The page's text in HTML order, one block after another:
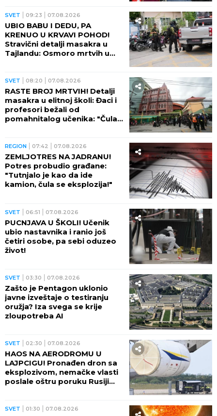
SVET 09:23 07.08.2026
UBIO BABU I DEDU, PA
KRENUO U KRVAVI POHOD!
Stravični detalji masakra u
Tajlandu: Osmoro mrtvih u
SVET 08:20 07.08.2026
RASTE BROJ MRTVIH! Detalji
masakra u elitnoj školi: Đaci i
profesori bežali od
pomahnitalog učenika: "Čula
REGION 07:42 07.08.2026
ZEMLJOTRES NA JADRANU!
Potres probudio građane:
"Tutnjalo je kao da ide
kamion, čula se eksplozija!"
SVET 06:51 07.08.2026
PUCNJAVA U ŠKOLI! Učenik
ubio nastavnika i ranio još
četiri osobe, pa sebi oduzeo
život!
SVET 03:30 07.08.2026
Zašto je Pentagon uklonio
javne izveštaje o testiranju
oružja? Iza svega se krije
zloupotreba AI
SVET 02:30 07.08.2026
HAOS NA AERODROMU U
LAJPCIGU! Pronađen dron sa
eksplozivom, nemačke vlasti
poslale oštru poruku Rusiji
SVET 01:30 07.08.2026